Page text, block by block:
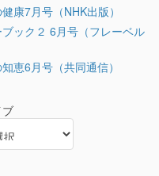
康7月号（NHK出版）
ック２ 6月号（フレーベル
恵6月号（共同通信）